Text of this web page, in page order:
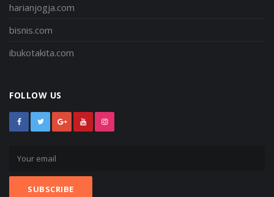
harianjogja.com
bisnis.com
ibukotakita.com
FOLLOW US